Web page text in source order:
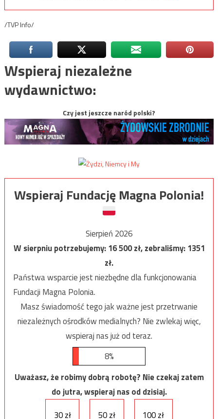
/TVP Info/
Wspieraj niezależne
wydawnictwo:
Czy jest jeszcze naród polski?
Wspieraj Fundację Magna Polonia!
Sierpień 2026
W sierpniu potrzebujemy:16 500zł, zebraliśmy:1351
zł.
Państwa wsparcie jest niezbędne dla funkcjonowania
Fundacji Magna Polonia.
Masz świadomość tego jak ważne jest przetrwanie
niezależnych ośrodków medialnych? Nie zwlekaj więc,
wspieraj nas już od teraz.
8%
Uważasz, że robimy dobrą robotę? Nie czekaj zatem
do jutra, wspieraj nas od dzisiaj.
30 zł
50 zł 100 zł